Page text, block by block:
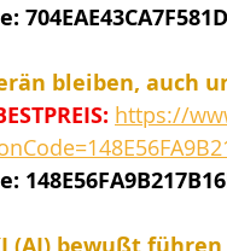
bleiben, auch
https://